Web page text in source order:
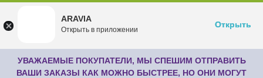
undefined
Бесплатноru.aravia.new
Открыть
УВАЖАЕМЫЕ ПОКУПАТЕЛИ, МЫ СПЕШИМ ОТПРАВИТЬ
ВАШИ ЗАКАЗЫ КАК МОЖНО БЫСТРЕЕ, НО ОНИ МОГУТ
ARAVIA
Открыть в приложении
Открыть